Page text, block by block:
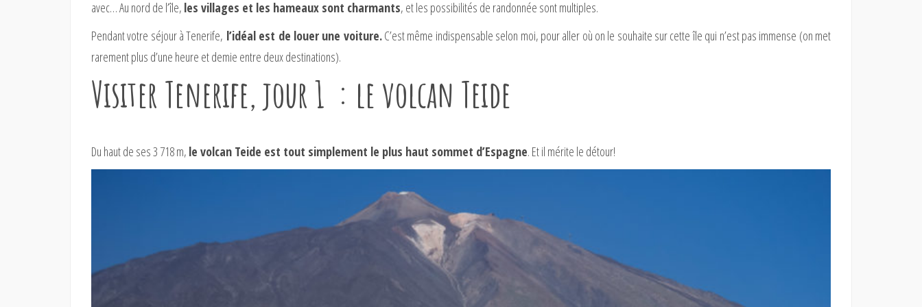
avec… Au nord de l’île, les villages et les hameaux sont charmants, et les possibilités de randonnée sont multiples.
Pendant votre séjour à Tenerife, l’idéal est de louer une voiture.C’est même indispensable selon moi, pour aller où on le souhaite sur cette île qui n’est pas immense (on met
rarement plus d’une heure et demie entre deux destinations).
Visiter Tenerife, jour 1 : le volcan Teide
Du haut de ses 3 718 m, le volcan Teide est tout simplement le plus haut sommet d’Espagne. Et il mérite le détour!